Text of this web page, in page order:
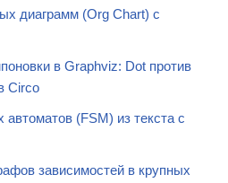
диаграмм (Org Chart) с
в Graphviz: Dot против
Circo
(FSM) из текста с
зависимостей в крупных